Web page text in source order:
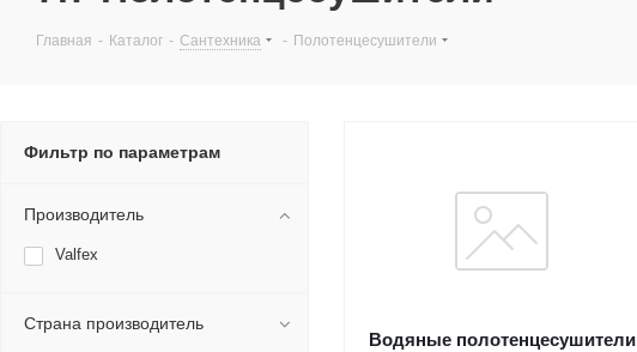
Главная - Каталог - Сантехника - Полотенцесушители
Водяные полотенцесушители
Фильтр по параметрам
Производитель
Valfex
Страна производитель